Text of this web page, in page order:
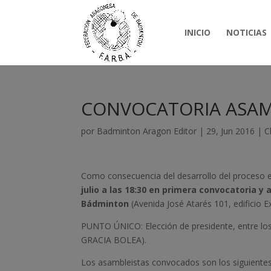
INICIO NOTICIAS
CONVOCATORIA
por Badminton Aragon Editor | 29, Jun 2016 |
Como consecuencia del desarrollo del proceso
julio a las 18:30 en primera convocatoria y
Bádminton (Avenida José Atarés 101, edificio
PUNTO ÚNICO: Elección de presidente, entre
GRACIA BOLEA).
Los asambleistas convocados son los